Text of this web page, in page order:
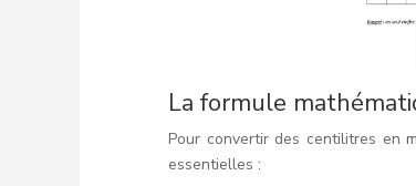
La formule
Pour convertir des centilitres en
essentielles :